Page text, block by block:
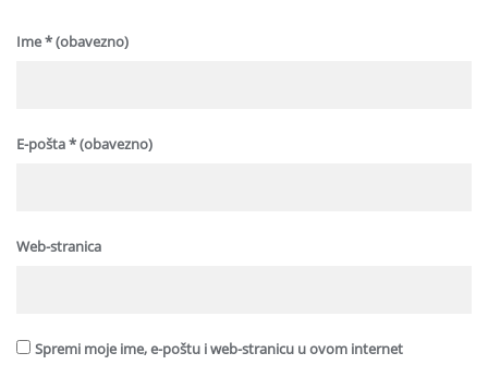
Ime* (obavezno)
E-pošta* (obavezno)
Web-stranica
Spremi moje ime, e-poštu i web-stranicu u ovom internet